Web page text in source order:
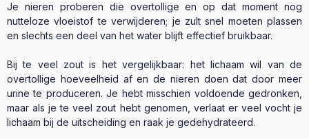
Je nieren proberen die overtollige en op dat moment nog
nutteloze vloeistof te verwijderen; je zult snel moeten plassen
en slechts een deel van het water blijft effectief bruikbaar.
Bij te veel zout is het vergelijkbaar: het lichaam wil van de
overtollige hoeveelheid af en de nieren doen dat door meer
urine te produceren. Je hebt misschien voldoende gedronken,
maar als je te veel zout hebt genomen, verlaat er veel vocht je
lichaam bij de uitscheiding en raak je gedehydrateerd.